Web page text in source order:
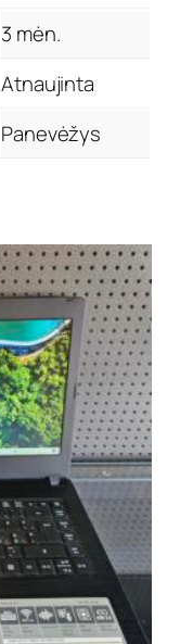
3 mėn.
Atnaujinta
Panevėžys